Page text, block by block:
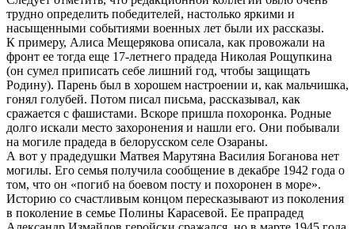
трудно определить победителей, настолько яркими и
насыщенными событиями военных лет были их рассказы.
К примеру, Алиса Мещерякова описала, как провожали на
фронт ее тогда еще 17-летнего прадеда Николая Рощупкина
(он сумел приписать себе лишний год, чтобы защищать
Родину). Парень был в хорошем настроении и, как мальчишка,
гонял голубей. Потом писал письма, рассказывал, как
сражается с фашистами. Вскоре пришла похоронка. Родные
долго искали место захоронения и нашли его. Они побывали
на могиле прадеда в белорусском селе Озараны.
А вот у прадедушки Матвея Марутяна Василия Боганова нет
могилы. Его семья получила сообщение в декабре 1942 года о
том, что он «погиб на боевом посту и похоронен в море».
Историю со счастливым концом пересказывают из поколения
в поколение в семье Полины Карасевой. Ее прапрадед